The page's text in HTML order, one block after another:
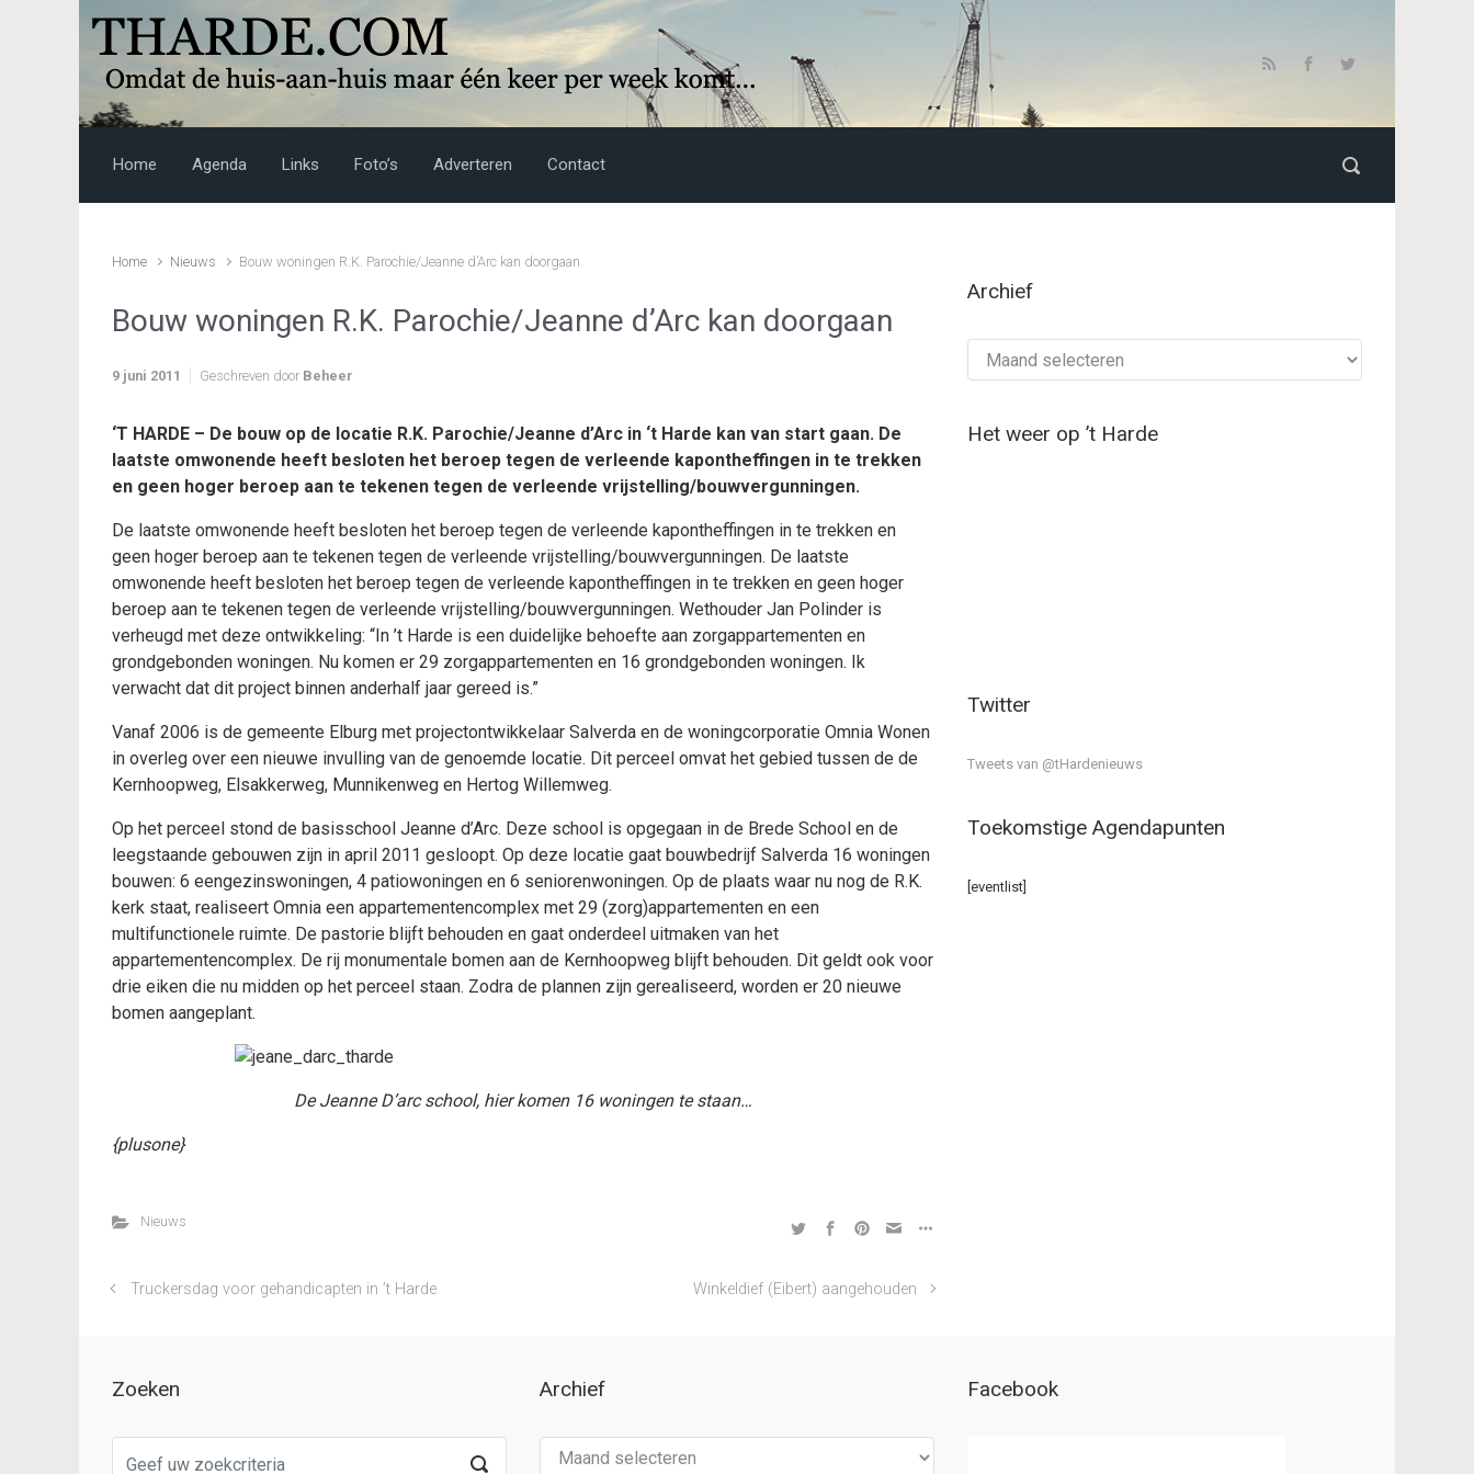
Skip to main content
Home Agenda Links Foto’s Adverteren Contact
Home Nieuws Bouw woningen R.K. Parochie/Jeanne d’Arc kan doorgaan
Bouw woningen R.K. Parochie/Jeanne d’Arc kan doorgaan
9 juni 2011 Geschreven door Beheer
‘T HARDE – De bouw op de locatie R.K. Parochie/Jeanne d’Arc in ‘t Harde kan van start gaan. De
laatste omwonende heeft besloten het beroep tegen de verleende kapontheffingen in te trekken
en geen hoger beroep aan te tekenen tegen de verleende vrijstelling/bouwvergunningen.
De laatste omwonende heeft besloten het beroep tegen de verleende kapontheffingen in te trekken en
geen hoger beroep aan te tekenen tegen de verleende vrijstelling/bouwvergunningen. De laatste
omwonende heeft besloten het beroep tegen de verleende kapontheffingen in te trekken en geen hoger
beroep aan te tekenen tegen de verleende vrijstelling/bouwvergunningen. Wethouder Jan Polinder is
verheugd met deze ontwikkeling: “In ’t Harde is een duidelijke behoefte aan zorgappartementen en
grondgebonden woningen. Nu komen er 29 zorgappartementen en 16 grondgebonden woningen. Ik
verwacht dat dit project binnen anderhalf jaar gereed is.”
Vanaf 2006 is de gemeente Elburg met projectontwikkelaar Salverda en de woningcorporatie Omnia Wonen
in overleg over een nieuwe invulling van de genoemde locatie. Dit perceel omvat het gebied tussen de de
Kernhoopweg, Elsakkerweg, Munnikenweg en Hertog Willemweg.
Op het perceel stond de basisschool Jeanne d’Arc. Deze school is opgegaan in de Brede School en de
leegstaande gebouwen zijn in april 2011 gesloopt. Op deze locatie gaat bouwbedrijf Salverda 16 woningen
bouwen: 6 eengezinswoningen, 4 patiowoningen en 6 seniorenwoningen. Op de plaats waar nu nog de R.K.
kerk staat, realiseert Omnia een appartementencomplex met 29 (zorg)appartementen en een
multifunctionele ruimte. De pastorie blijft behouden en gaat onderdeel uitmaken van het
appartementencomplex. De rij monumentale bomen aan de Kernhoopweg blijft behouden. Dit geldt ook voor
drie eiken die nu midden op het perceel staan. Zodra de plannen zijn gerealiseerd, worden er 20 nieuwe
bomen aangeplant.
De Jeanne D’arc school, hier komen 16 woningen te staan…
{plusone}
Nieuws
Truckersdag voor gehandicapten in ’t Harde Winkeldief (Eibert) aangehouden
Archief
Het weer op ’t Harde
Twitter
Tweets van @tHardenieuws
Toekomstige Agendapunten
[eventlist]
Zoeken Archief Facebook